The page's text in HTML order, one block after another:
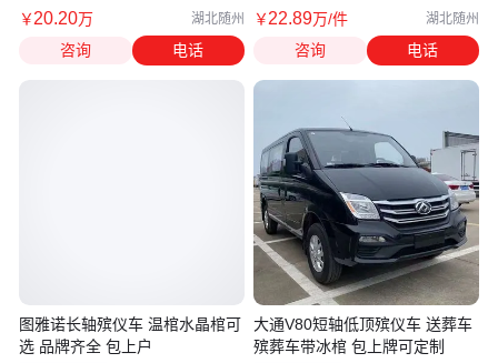
￥20.20万 湖北随州
咨询 电话
图雅诺长轴殡仪车 温棺水晶棺可
选 品牌齐全 包上户
￥22.89万/件 湖北随州
咨询 电话
大通V80短轴低顶殡仪车 送葬车
殡葬车带冰棺 包上牌可定制